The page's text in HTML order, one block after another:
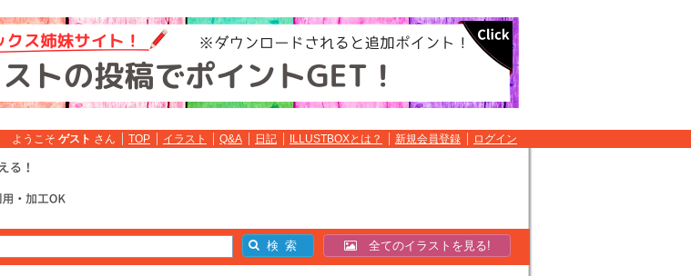
ようこそ ゲスト さん TOP イラスト Q&A 日記 ILLUSTBOXとは？ 新規会員登録 ログイン
全てのイラストを見る!